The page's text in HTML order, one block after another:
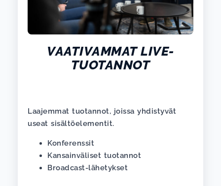
VAATIVAMMAT LIVE-
TUOTANNOT
Laajemmat tuotannot, joissa yhdistyvät
useat sisältöelementit.
Konferenssit
Kansainväliset tuotannot
Broadcast-lähetykset